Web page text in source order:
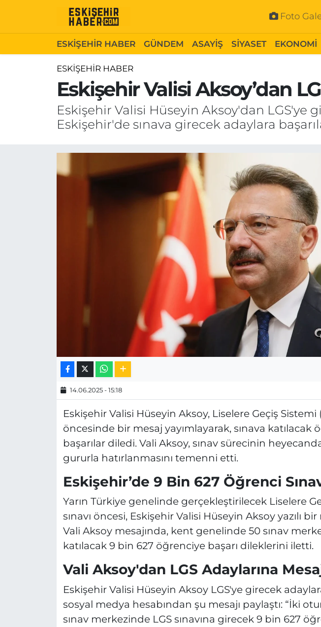
Foto
ESKİŞEHİR HABER GÜNDEM ASAYİŞ SİYASET EKONOMİ
ESKİŞEHİR HABER
Eskişehir Valisi Aksoy’dan
Eskişehir Valisi Hüseyin Aksoy'dan LGS'ye
Eskişehir'de sınava girecek adaylara
14.06.2025 - 15:18
Eskişehir Valisi Hüseyin Aksoy, Liselere Geçiş Sistemi
öncesinde bir mesaj yayımlayarak, sınava katılacak
başarılar diledi. Vali Aksoy, sınav sürecinin
gururla hatırlanmasını temenni etti.
Eskişehir’de 9 Bin 627 Öğrenci
Yarın Türkiye genelinde gerçekleştirilecek Liselere
sınavı öncesi, Eskişehir Valisi Hüseyin Aksoy yazılı bir
Vali Aksoy mesajında, kent genelinde 50 sınav
katılacak 9 bin 627 öğrenciye başarı dileklerini iletti.
Vali Aksoy'dan LGS Adaylarına
Eskişehir Valisi Hüseyin Aksoy LGS'ye girecek
sosyal medya hesabından şu mesajı paylaştı: “İki
sınav merkezinde LGS sınavına girecek 9 bin 627
ESKİŞEHİR HABER
SİYASET
Gizlilik Politikası
Hakkımızda
İletişim
Odunpazarı Hava Durumu
Odunpazarı Trafik Yoğunluk Haritası
Süper Lig Puan Durumu ve Fikstür
Tüm Manşetler